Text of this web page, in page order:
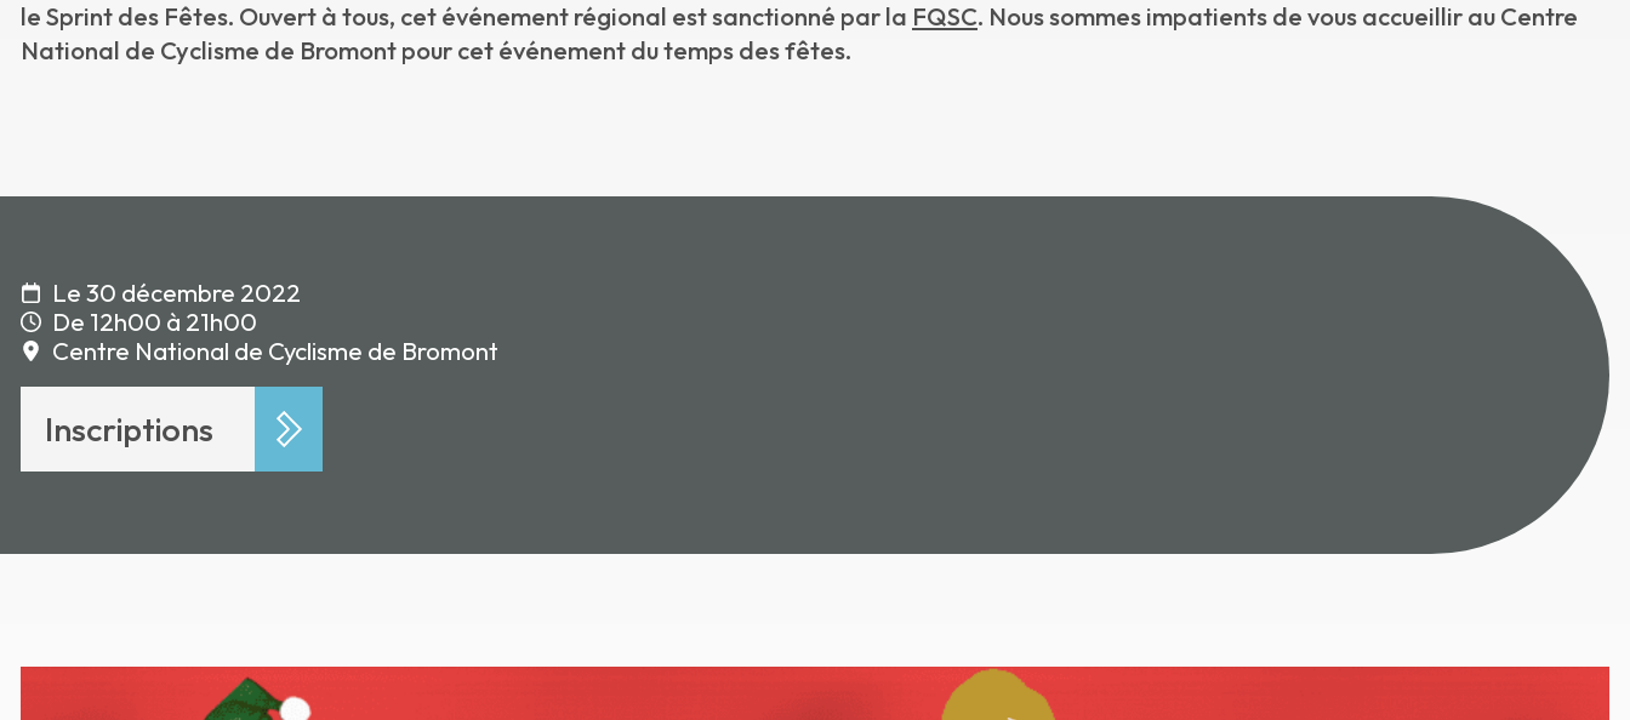
le Sprint des Fêtes. Ouvert à tous, cet événement régional est sanctionné par la FQSC. Nous sommes impatients de vous accueillir au Centre
National de Cyclisme de Bromont pour cet événement du temps des fêtes.
Le 30 décembre 2022
De 12h00 à 21h00
Centre National de Cyclisme de Bromont
Inscriptions